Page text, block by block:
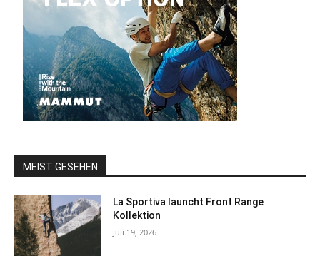
MEIST GESEHEN
La Sportiva launcht Front Range
Kollektion
Juli 19, 2026